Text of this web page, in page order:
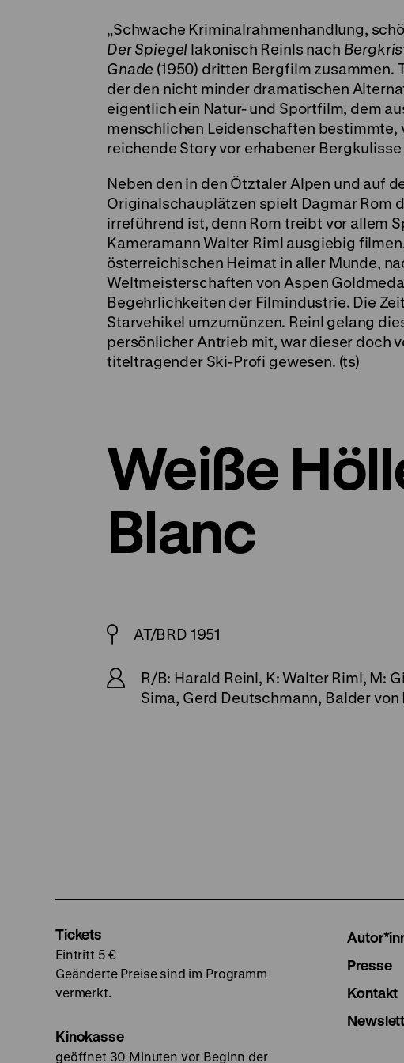
„Schwache Kriminalrahmenhandlung,
Der Spiegel lakonisch Reinls nach
Gnade (1950) dritten Bergfilm zusammen.
der den nicht minder dramatischen
eigentlich ein Natur- und Sportfilm, dem
menschlichen Leidenschaften bestimmte,
reichende Story vor erhabener
Neben den in den Ötztaler Alpen und auf
Originalschauplätzen spielt Dagmar Rom
irreführend ist, denn Rom treibt vor allem
Kameramann Walter Riml ausgiebig
österreichischen Heimat in aller Munde,
Weltmeisterschaften von Aspen
Begehrlichkeiten der Filmindustrie. Die
Starvehikel umzumünzen. Reinl gelang
persönlicher Antrieb mit, war dieser doch
titeltragender Ski-Profi gewesen. (ts)
Weiße
Blanc
AT/BRD 1951
R/B: Harald Reinl, K: Walter Riml, M:
Sima, Gerd Deutschmann, Balder von
Tickets
Eintritt 5 €
Geänderte Preise sind im Programm
vermerkt.
Kinokasse
geöffnet 30 Minuten vor Beginn der
Presse
Kontakt